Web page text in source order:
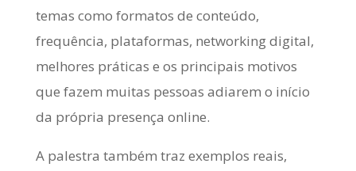
temas como formatos de conteúdo,
frequência, plataformas, networking digital,
melhores práticas e os principais motivos
que fazem muitas pessoas adiarem o início
da própria presença online.
A palestra também traz exemplos reais,